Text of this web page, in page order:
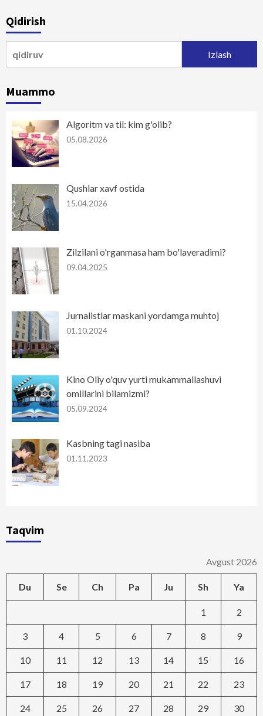
Qidirish
Muammo
Algoritm va til: kim g'olib?
05.08.2026
Qushlar xavf ostida
15.04.2026
Zilzilani o'rganmasa ham bo'laveradimi?
09.04.2025
Jurnalistlar maskani yordamga muhtoj
01.10.2024
Kino Oliy o'quv yurti mukammallashuvi
omillarini bilamizmi?
05.09.2024
Kasbning tagi nasiba
01.11.2023
Taqvim
Avgust 2026
Du Se Ch Pa Ju Sh Ya
1 2
3 4 5 6 7 8 9
10 11 12 13 14 15 16
17 18 19 20 21 22 23
24 25 26 27 28 29 30